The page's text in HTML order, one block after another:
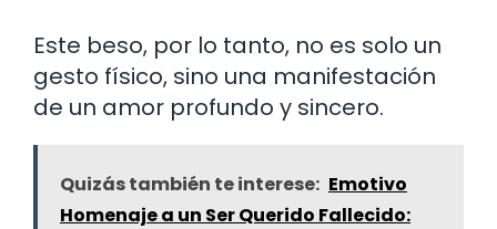
Este beso, por lo tanto, no es solo un
gesto físico, sino una manifestación
de un amor profundo y sincero.
Quizás también te interese: Emotivo
Homenaje a un Ser Querido Fallecido: